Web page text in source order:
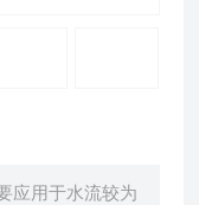
应用于水流较为